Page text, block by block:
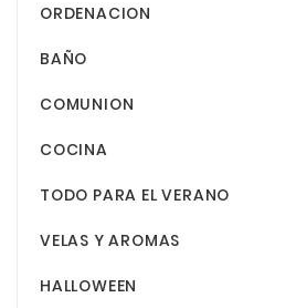
ORDENACION
BAÑO
COMUNION
COCINA
TODO PARA EL VERANO
VELAS Y AROMAS
HALLOWEEN